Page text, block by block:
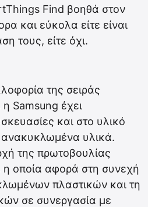
Find βοηθά στον
και εύκολα είτε είναι
τους, είτε όχι.
της σειράς
η Samsung έχει
και στο υλικό
υλικά.
της πρωτοβουλίας
οποία αφορά στη συνεχή
πλαστικών και τη
σε συνεργασία με